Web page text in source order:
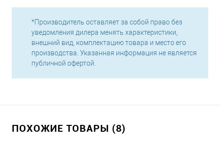
*Производитель оставляет за собой право без
уведомления дилера менять характеристики,
внешний вид, комплектацию товара и место его
производства. Указанная информация не является
публичной офертой.
ПОХОЖИЕ ТОВАРЫ (8)